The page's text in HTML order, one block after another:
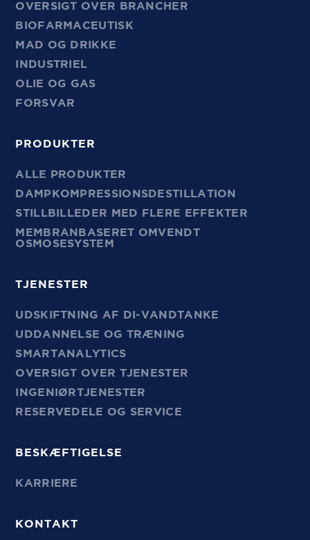
OVERSIGT OVER BRANCHER
BIOFARMACEUTISK
MAD OG DRIKKE
INDUSTRIEL
OLIE OG GAS
FORSVAR
PRODUKTER
ALLE PRODUKTER
DAMPKOMPRESSIONSDESTILLATION
STILLBILLEDER MED FLERE EFFEKTER
MEMBRANBASERET OMVENDT
OSMOSESYSTEM
TJENESTER
UDSKIFTNING AF DI-VANDTANKE
UDDANNELSE OG TRÆNING
SMARTANALYTICS
OVERSIGT OVER TJENESTER
INGENIØRTJENESTER
RESERVEDELE OG SERVICE
BESKÆFTIGELSE
KARRIERE
KONTAKT